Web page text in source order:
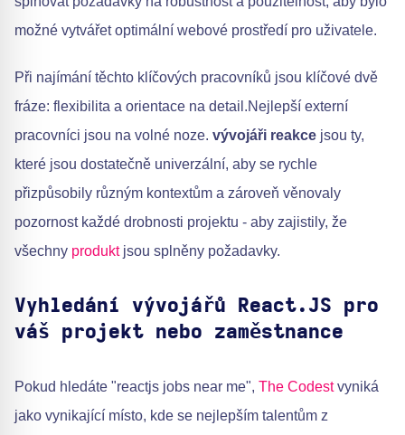
možné vytvářet optimální webové prostředí pro uživatele.
Při najímání těchto klíčových pracovníků jsou klíčové dvě
fráze: flexibilita a orientace na detail.Nejlepší externí
pracovníci jsou na volné noze. vývojáři reakce jsou ty,
které jsou dostatečně univerzální, aby se rychle
přizpůsobily různým kontextům a zároveň věnovaly
pozornost každé drobnosti projektu - aby zajistily, že
všechny produktjsou splněny požadavky.
Vyhledání vývojářů React.JS pro
váš projekt nebo zaměstnance
Pokud hledáte "reactjs jobs near me", The Codestvyniká
jako vynikající místo, kde se nejlepším talentům z